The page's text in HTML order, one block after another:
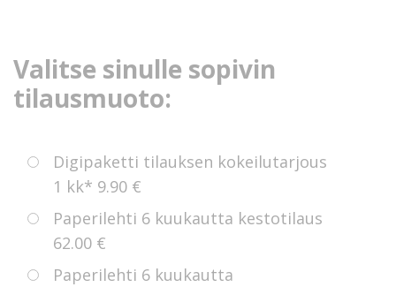
Valitse sinulle sopivin
tilausmuoto:
Digipaketti tilauksen kokeilutarjous
1 kk* 9.90 €
Paperilehti 6 kuukautta kestotilaus
62.00 €
Paperilehti 6 kuukautta